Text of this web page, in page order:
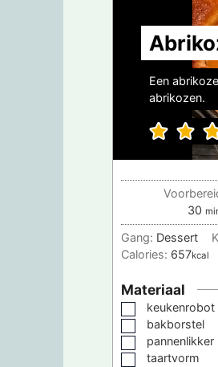
Een
abrikozen.
30
Gang: Dessert
Calories: 657kcal
Materiaal
▢
keukenrobot
▢
bakborstel
▢
pannenlikker
▢
taartvorm